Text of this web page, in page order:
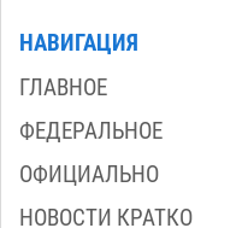
НАВИГАЦИЯ
ГЛАВНОЕ
ФЕДЕРАЛЬНОЕ
ОФИЦИАЛЬНО
НОВОСТИ КРАТКО